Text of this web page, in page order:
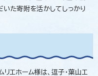
いた寄附を活かしてしっかり
エホーム様は、逗子・葉山エ